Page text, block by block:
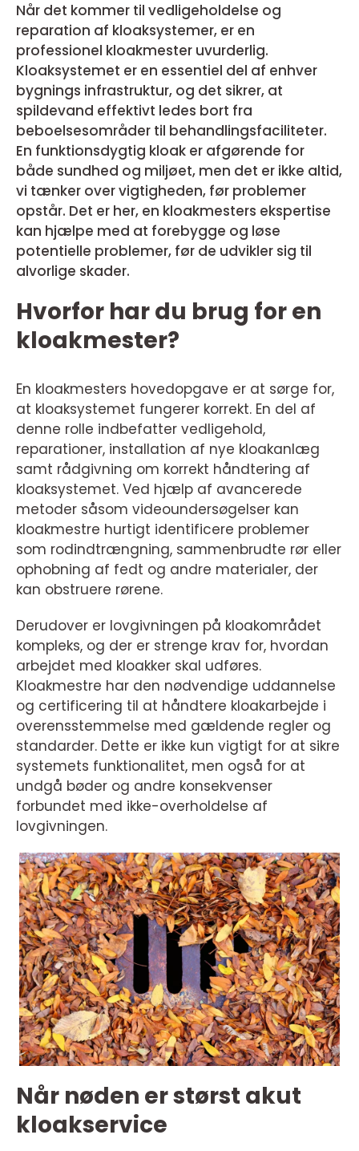
Når det kommer til vedligeholdelse og
reparation af kloaksystemer, er en
professionel kloakmester uvurderlig.
Kloaksystemet er en essentiel del af enhver
bygnings infrastruktur, og det sikrer, at
spildevand effektivt ledes bort fra
beboelsesområder til behandlingsfaciliteter.
En funktionsdygtig kloak er afgørende for
både sundhed og miljøet, men det er ikke altid,
vi tænker over vigtigheden, før problemer
opstår. Det er her, en kloakmesters ekspertise
kan hjælpe med at forebygge og løse
potentielle problemer, før de udvikler sig til
alvorlige skader.
Hvorfor har du brug for en
kloakmester?
En kloakmesters hovedopgave er at sørge for,
at kloaksystemet fungerer korrekt. En del af
denne rolle indbefatter vedligehold,
reparationer, installation af nye kloakanlæg
samt rådgivning om korrekt håndtering af
kloaksystemet. Ved hjælp af avancerede
metoder såsom videoundersøgelser kan
kloakmestre hurtigt identificere problemer
som rodindtrængning, sammenbrudte rør eller
ophobning af fedt og andre materialer, der
kan obstruere rørene.
Derudover er lovgivningen på kloakområdet
kompleks, og der er strenge krav for, hvordan
arbejdet med kloakker skal udføres.
Kloakmestre har den nødvendige uddannelse
og certificering til at håndtere kloakarbejde i
overensstemmelse med gældende regler og
standarder. Dette er ikke kun vigtigt for at sikre
systemets funktionalitet, men også for at
undgå bøder og andre konsekvenser
forbundet med ikke-overholdelse af
lovgivningen.
Når nøden er størst akut
kloakservice